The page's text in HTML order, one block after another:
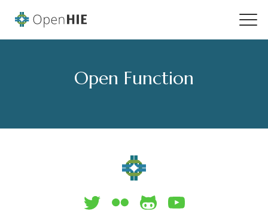
Open Function